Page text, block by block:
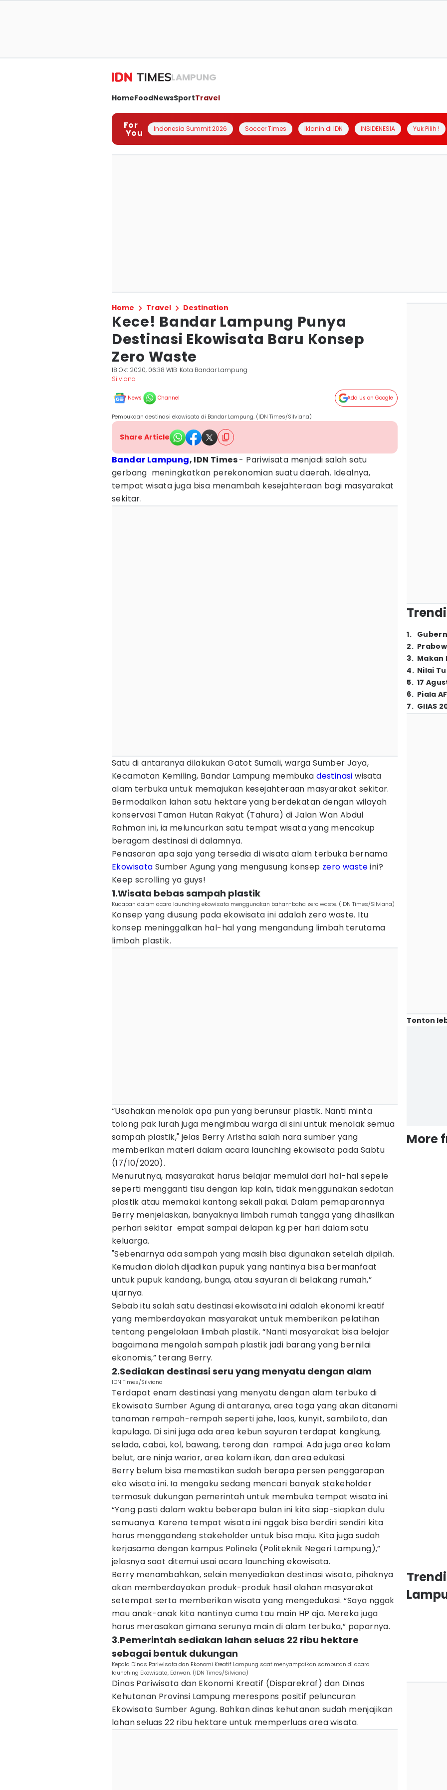
LAMPUNG
HomeFoodNewsSportTravel
For
You Indonesia Summit 2026 Soccer Times Iklanin di IDN INSIDENESIA Yuk Pilih !
Home Travel Destination
Kece! Bandar Lampung Punya
Destinasi Ekowisata Baru Konsep
Zero Waste
18 Okt 2020, 06:38 WIB Kota Bandar Lampung
Silviana
News Channel Add Us on Google
Pembukaan destinasi ekowisata di Bandar Lampung. (IDN Times/Silviana)
Share Article
Bandar Lampung, IDN Times- Pariwisata menjadi salah satu
gerbang meningkatkan perekonomian suatu daerah. Idealnya,
tempat wisata juga bisa menambah kesejahteraan bagi masyarakat
sekitar.
Satu di antaranya dilakukan Gatot Sumali, warga Sumber Jaya,
Kecamatan Kemiling, Bandar Lampung membukadestinasi wisata
alam terbuka untuk memajukan kesejahteraan masyarakat sekitar.
Bermodalkan lahan satu hektare yang berdekatan dengan wilayah
konservasi Taman Hutan Rakyat (Tahura) di Jalan Wan Abdul
Rahman ini, ia meluncurkan satu tempat wisata yang mencakup
beragam destinasi di dalamnya.
Penasaran apa saja yang tersedia di wisata alam terbuka bernama
Ekowisata Sumber Agung yang mengusung konsep zero wasteini?
Keep scrolling ya guys!
1.Wisata bebas sampah plastik
Kudapan dalam acara launching ekowisata menggunakan bahan-baha zero waste. (IDN Times/Silviana)
Konsep yang diusung pada ekowisata ini adalah zero waste. Itu
konsep meninggalkan hal-hal yang mengandung limbah terutama
limbah plastik.
“Usahakan menolak apa pun yang berunsur plastik. Nanti minta
tolong pak lurah juga mengimbau warga di sini untuk menolak semua
sampah plastik," jelas Berry Aristha salah nara sumber yang
memberikan materi dalam acara launching ekowisata pada Sabtu
(17/10/2020).
Menurutnya, masyarakat harus belajar memulai dari hal-hal sepele
seperti mengganti tisu dengan lap kain, tidak menggunakan sedotan
plastik atau memakai kantong sekali pakai. Dalam pemaparannya
Berry menjelaskan, banyaknya limbah rumah tangga yang dihasilkan
perhari sekitar empat sampai delapan kg per hari dalam satu
keluarga.
"Sebenarnya ada sampah yang masih bisa digunakan setelah dipilah.
Kemudian diolah dijadikan pupuk yang nantinya bisa bermanfaat
untuk pupuk kandang, bunga, atau sayuran di belakang rumah,”
ujarnya.
Sebab itu salah satu destinasi ekowisata ini adalah ekonomi kreatif
yang memberdayakan masyarakat untuk memberikan pelatihan
tentang pengelolaan limbah plastik. “Nanti masyarakat bisa belajar
bagaimana mengolah sampah plastik jadi barang yang bernilai
ekonomis,” terang Berry.
2.Sediakan destinasi seru yang menyatu dengan alam
IDN Times/Silviana
Terdapat enam destinasi yang menyatu dengan alam terbuka di
Ekowisata Sumber Agung di antaranya, area toga yang akan ditanami
tanaman rempah-rempah seperti jahe, laos, kunyit, sambiloto, dan
kapulaga. Di sini juga ada area kebun sayuran terdapat kangkung,
selada, cabai, kol, bawang, terong dan rampai. Ada juga area kolam
belut, are ninja warior, area kolam ikan, dan area edukasi.
Berry belum bisa memastikan sudah berapa persen penggarapan
eko wisata ini. Ia mengaku sedang mencari banyak stakeholder
termasuk dukungan pemerintah untuk membuka tempat wisata ini.
“Yang pasti dalam waktu beberapa bulan ini kita siap-siapkan dulu
semuanya. Karena tempat wisata ini nggak bisa berdiri sendiri kita
harus menggandeng stakeholder untuk bisa maju. Kita juga sudah
kerjasama dengan kampus Polinela (Politeknik Negeri Lampung),”
jelasnya saat ditemui usai acara launching ekowisata.
Berry menambahkan, selain menyediakan destinasi wisata, pihaknya
akan memberdayakan produk-produk hasil olahan masyarakat
setempat serta memberikan wisata yang mengedukasi. “Saya nggak
mau anak-anak kita nantinya cuma tau main HP aja. Mereka juga
harus merasakan gimana serunya main di alam terbuka,” paparnya.
3.Pemerintah sediakan lahan seluas 22 ribu hektare
sebagai bentuk dukungan
Kepala Dinas Pariwisata dan Ekonomi Kreatif Lampung saat menyampaikan sambutan di acara
launching Ekowisata, Edrwan. (IDN Times/Silviana)
Dinas Pariwisata dan Ekonomi Kreatif (Disparekraf) dan Dinas
Kehutanan Provinsi Lampung merespons positif peluncuran
Ekowisata Sumber Agung. Bahkan dinas kehutanan sudah menjajikan
lahan seluas 22 ribu hektare untuk memperluas area wisata.
1.
2.
3. Makan
4. Nilai
5. 17
6. Piala
7. GIIAS
Tonton
More